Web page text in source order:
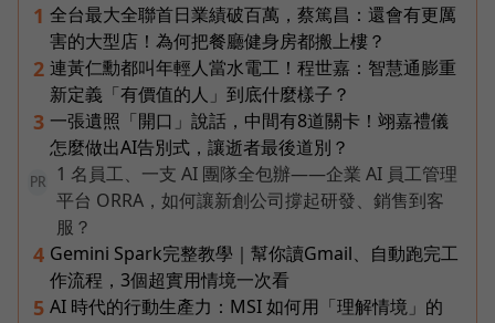
1 全台最大全聯首日業績破百萬，蔡篤昌：還會有更厲
害的大型店！為何把餐廳健身房都搬上樓？
2 連黃仁勳都叫年輕人當水電工！程世嘉：智慧通膨重
新定義「有價值的人」到底什麼樣子？
3 一張遺照「開口」說話，中間有8道關卡！翊嘉禮儀
怎麼做出AI告別式，讓逝者最後道別？
PR
1 名員工、一支 AI 團隊全包辦——企業 AI 員工管理
平台 ORRA，如何讓新創公司撐起研發、銷售到客
服？
4 Gemini Spark完整教學｜幫你讀Gmail、自動跑完工
作流程，3個超實用情境一次看
5 AI 時代的行動生產力：MSI 如何用「理解情境」的